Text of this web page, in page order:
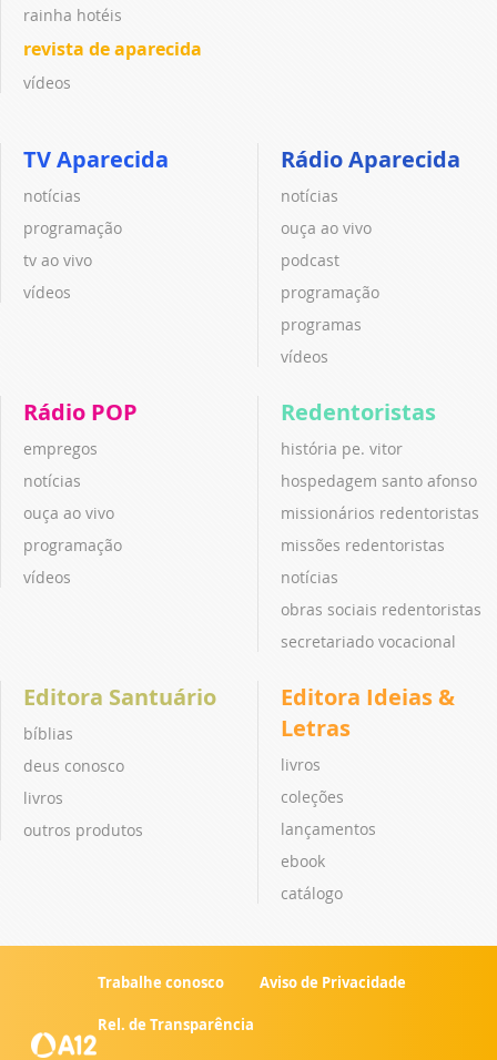
rainha hotéis
revista de aparecida
vídeos
TV Aparecida
notícias
programação
tv ao vivo
vídeos
Rádio Aparecida
notícias
ouça ao vivo
podcast
programação
programas
vídeos
Rádio POP
empregos
notícias
ouça ao vivo
programação
vídeos
Redentoristas
história pe. vitor
hospedagem santo afonso
missionários redentoristas
missões redentoristas
notícias
obras sociais redentoristas
secretariado vocacional
Editora Santuário
bíblias
deus conosco
livros
outros produtos
Editora Ideias &
Letras
livros
coleções
lançamentos
ebook
catálogo
Trabalhe conosco Aviso de Privacidade
Rel. de Transparência